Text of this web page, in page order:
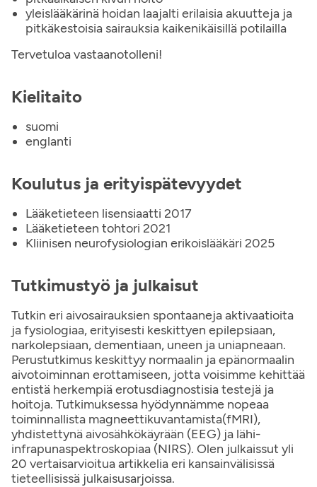
yleislääkärinä hoidan laajalti erilaisia akuutteja ja
pitkäkestoisia sairauksia kaikenikäisillä potilailla
Tervetuloa vastaanotolleni!
Kielitaito
suomi
englanti
Koulutus ja erityispätevyydet
Lääketieteen lisensiaatti 2017
Lääketieteen tohtori 2021
Kliinisen neurofysiologian erikoislääkäri 2025
Tutkimustyö ja julkaisut
Tutkin eri aivosairauksien spontaaneja aktivaatioita
ja fysiologiaa, erityisesti keskittyen epilepsiaan,
narkolepsiaan, dementiaan, uneen ja uniapneaan.
Perustutkimus keskittyy normaalin ja epänormaalin
aivotoiminnan erottamiseen, jotta voisimme kehittää
entistä herkempiä erotusdiagnostisia testejä ja
hoitoja. Tutkimuksessa hyödynnämme nopeaa
toiminnallista magneettikuvantamista(fMRI),
yhdistettynä aivosähkökäyrään (EEG) ja lähi-
infrapunaspektroskopiaa (NIRS). Olen julkaissut yli
20 vertaisarvioitua artikkelia eri kansainvälisissä
tieteellisissä julkaisusarjoissa.